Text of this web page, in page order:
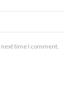
time I comment.